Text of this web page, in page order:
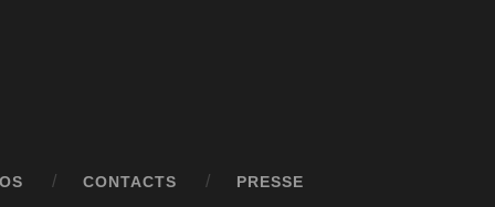
CONTACTS PRESSE